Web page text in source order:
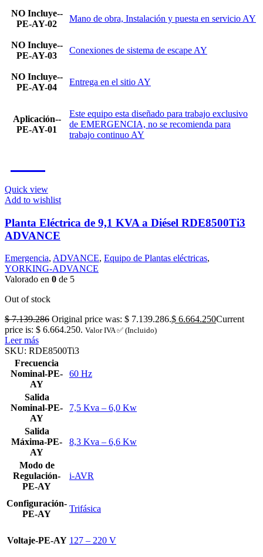
NO Incluye--
PE-AY-02
Mano de obra, Instalación y puesta en servicio AY
NO Incluye--
PE-AY-03
Conexiones de sistema de escape AY
NO Incluye--
PE-AY-04
Entrega en el sitio AY
Aplicación--
PE-AY-01
Este equipo esta diseñado para trabajo exclusivo
de EMERGENCIA, no se recomienda para
trabajo continuo AY
Quick view
Add to wishlist
Planta Eléctrica de 9,1 KVA a Diésel RDE8500Ti3
ADVANCE
Emergencia, ADVANCE, Equipo de Plantas eléctricas,
YORKING-ADVANCE
Valorado en 0 de 5
Out of stock
$7.139.286 Original price was: $ 7.139.286.$ 6.664.250Current
price is: $ 6.664.250. Valor IVA ✅ (Incluido)
Leer más
SKU: RDE8500Ti3
Frecuencia
Nominal-PE-
AY
60 Hz
Salida
Nominal-PE-
AY
7,5 Kva – 6,0 Kw
Salida
Máxima-PE-
AY
8,3 Kva – 6,6 Kw
Modo de
Regulación-
PE-AY
i-AVR
Configuración-
PE-AY
Trifásica
Voltaje-PE-AY 127 – 220 V